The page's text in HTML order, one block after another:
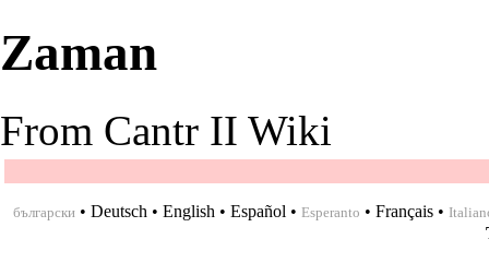
Zaman
From Cantr II Wiki
български• Deutsch • English • Español • Esperanto • Français•